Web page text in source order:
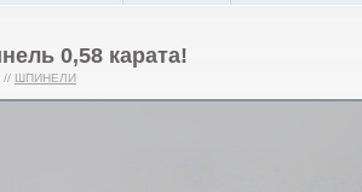
0,58 карата!
// ШПИНЕЛИ